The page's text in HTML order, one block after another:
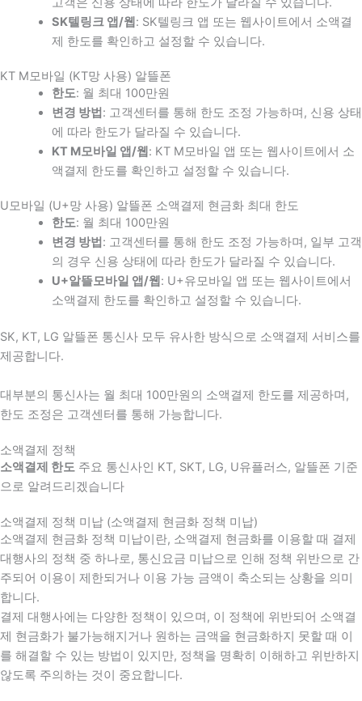
SK텔링크 앱/웹 : SK텔링크 앱 또는 웹사이트에서 소액결
제 한도를 확인하고 설정할 수 있습니다.
KT M모바일 (KT망 사용) 알뜰폰
한도: 월 최대 100만원
변경 방법 : 고객센터를 통해 한도 조정 가능하며, 신용 상태
에 따라 한도가 달라질 수 있습니다.
KT M모바일 앱/웹 : KT M모바일 앱 또는 웹사이트에서 소
액결제 한도를 확인하고 설정할 수 있습니다.
U모바일 (U+망 사용) 알뜰폰 소액결제 현금화 최대 한도
한도: 월 최대 100만원
변경 방법 : 고객센터를 통해 한도 조정 가능하며, 일부 고객
의 경우 신용 상태에 따라 한도가 달라질 수 있습니다.
U+알뜰모바일 앱/웹 : U+유모바일 앱 또는 웹사이트에서
소액결제 한도를 확인하고 설정할 수 있습니다.
SK, KT, LG 알뜰폰 통신사 모두 유사한 방식으로 소액결제 서비스를
제공합니다.
대부분의 통신사는 월 최대 100만원의 소액결제 한도를 제공하며,
한도 조정은 고객센터를 통해 가능합니다.
소액결제 정책
소액결제 한도 주요 통신사인 KT, SKT, LG, U유플러스, 알뜰폰 기준
으로 알려드리겠습니다
소액결제 정책 미납 (소액결제 현금화 정책 미납)
소액결제 현금화 정책 미납이란, 소액결제 현금화를 이용할 때 결제
대행사의 정책 중 하나로, 통신요금 미납으로 인해 정책 위반으로 간
주되어 이용이 제한되거나 이용 가능 금액이 축소되는 상황을 의미
합니다.
결제 대행사에는 다양한 정책이 있으며, 이 정책에 위반되어 소액결
제 현금화가 불가능해지거나 원하는 금액을 현금화하지 못할 때 이
를 해결할 수 있는 방법이 있지만, 정책을 명확히 이해하고 위반하지
않도록 주의하는 것이 중요합니다.